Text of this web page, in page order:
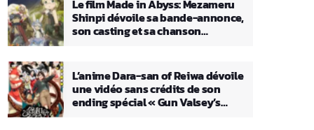
Le film Made in Abyss: Mezameru
Shinpi dévoile sa bande-annonce,
son casting et sa chanson
L’anime Dara-san of Reiwa dévoile
une vidéo sans crédits de son
ending spécial « Gun Valsey’s